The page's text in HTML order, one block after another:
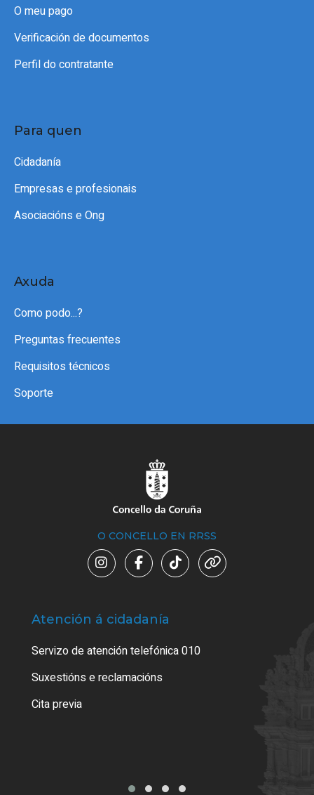
O meu pago
Verificación de documentos
Perfil do contratante
Para quen
Cidadanía
Empresas e profesionais
Asociacións e Ong
Axuda
Como podo...?
Preguntas frecuentes
Requisitos técnicos
Soporte
O CONCELLO EN RRSS
Atención á cidadanía
Servizo de atención telefónica 010
Suxestións e reclamacións
Cita previa